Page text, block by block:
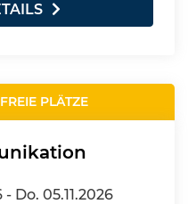
FREIE PLÄTZE
- Do. 05.11.2026